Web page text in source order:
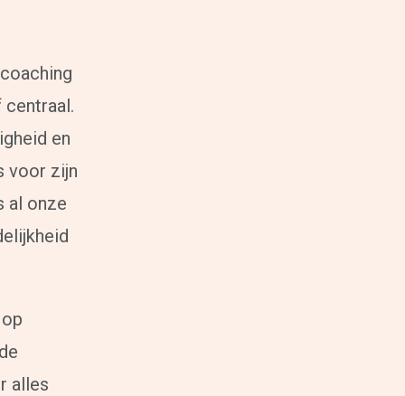
Persoonlijke coaching
Life coaching
Loopbaancoaching
Relatiecoaching
Teamcoaching
Coaching scheiden
Coaching overzicht
centraal.
en
voor zijn
al onze
alles